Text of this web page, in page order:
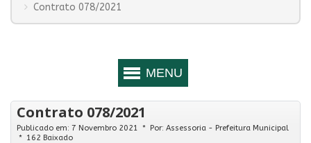
Contrato 078/2021
Contrato 078/2021
Publicado em: 7 Novembro 2021 Por: Assessoria - Prefeitura Municipal
162 Baixado